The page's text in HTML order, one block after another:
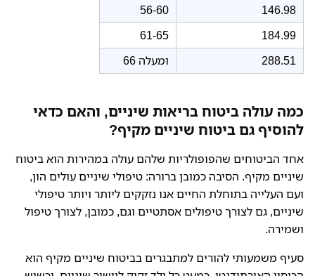
56-60
146.98
61-65
184.99
66 ומעלה
288.51
כמה עולה ביטוח בריאות שיניים, והאם כדאי
להוסיף גם ביטוח שיניים מקיף?
אחד הביטוחים שהפופולריות שלהם עולה במהירות הוא ביטוח
שיניים מקיף. הסיבה כמובן ברורה: טיפולי שיניים עולים הון,
ועם העלייה בתוחלת החיים אנו נזקקים ליותר ויותר טיפולי
שיניים, גם לצורך טיפולים אסתטיים וגם, כמובן, לצורך טיפול
ושמירה.
סעיף משמעותי להורים למתבגרים בביטוח שיניים מקיף הוא